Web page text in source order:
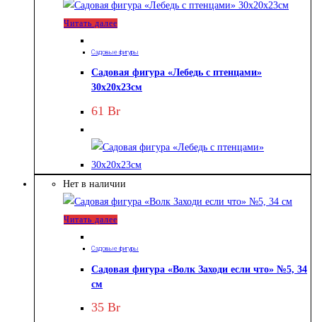
Читать далее
Садовые фигуры
Садовая фигура «Лебедь с птенцами»
30х20х23см
61 Br
Нет в наличии
Читать далее
Садовые фигуры
Садовая фигура «Волк Заходи если что» №5, 34
см
35 Br